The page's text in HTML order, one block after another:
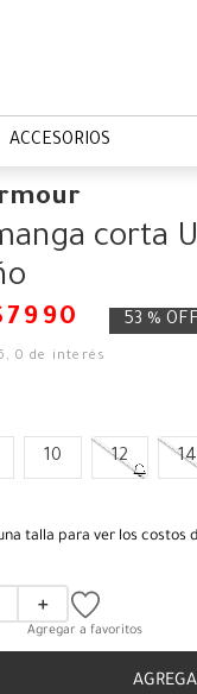
ACCESORIOS
corta
7990 53 % OFF
, 0 de interés
10 12 14
talla para ver los costos
＋